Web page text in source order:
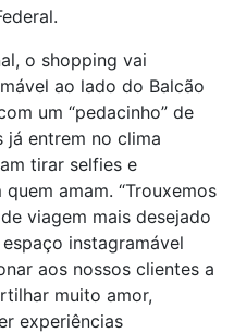
o shopping vai
ao lado do Balcão
um “pedacinho” de
já entrem no clima
tirar selfies e
amam. “Trouxemos
viagem mais desejado
instagramável
aos nossos clientes a
muito amor,
experiências